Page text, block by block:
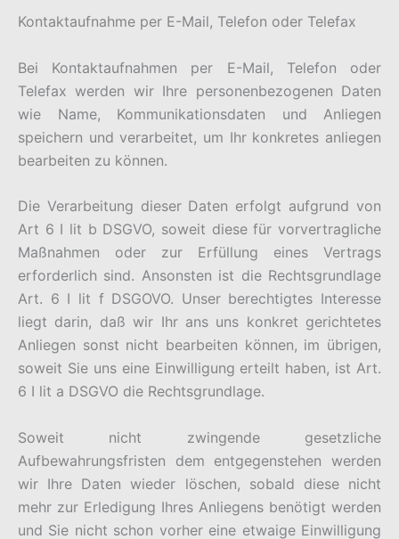
Kontaktaufnahme per E-Mail, Telefon oder Telefax
Bei Kontaktaufnahmen per E-Mail, Telefon oder
Telefax werden wir Ihre personenbezogenen Daten
wie Name, Kommunikationsdaten und Anliegen
speichern und verarbeitet, um Ihr konkretes anliegen
bearbeiten zu können.
Die Verarbeitung dieser Daten erfolgt aufgrund von
Art 6 I lit b DSGVO, soweit diese für vorvertragliche
Maßnahmen oder zur Erfüllung eines Vertrags
erforderlich sind. Ansonsten ist die Rechtsgrundlage
Art. 6 I lit f DSGOVO. Unser berechtigtes Interesse
liegt darin, daß wir Ihr ans uns konkret gerichtetes
Anliegen sonst nicht bearbeiten können, im übrigen,
soweit Sie uns eine Einwilligung erteilt haben, ist Art.
6 I lit a DSGVO die Rechtsgrundlage.
Soweit nicht zwingende gesetzliche
Aufbewahrungsfristen dem entgegenstehen werden
wir Ihre Daten wieder löschen, sobald diese nicht
mehr zur Erledigung Ihres Anliegens benötigt werden
und Sie nicht schon vorher eine etwaige Einwilligung